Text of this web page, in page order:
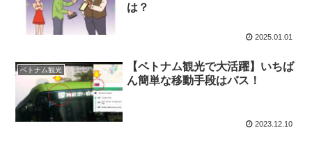
は？
2025.01.01
ベトナム観光
【ベトナム観光で大活躍】いちば
ん簡単な移動手段はバス！
2023.12.10